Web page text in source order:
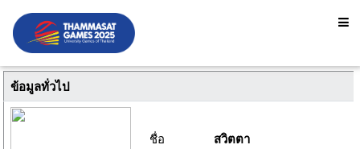
ข้อมูลทั่วไป
ชื่อ
สวิตตา